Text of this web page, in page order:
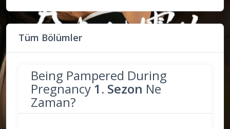
Tüm Bölümler
Being Pampered During
Pregnancy1. Sezon Ne
Zaman?